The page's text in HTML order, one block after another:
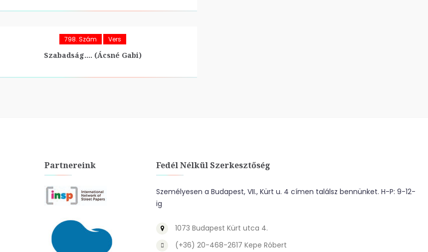
798. Szám Vers
Szabadság…. (Ácsné Gabi)
Partnereink Fedél Nélkül Szerkesztőség
Személyesen a Budapest, VII., Kürt u. 4 címen találsz bennünket. H-P: 9-12-
ig
1073 Budapest Kürt utca 4.
(+36) 20-468-2617 Kepe Róbert